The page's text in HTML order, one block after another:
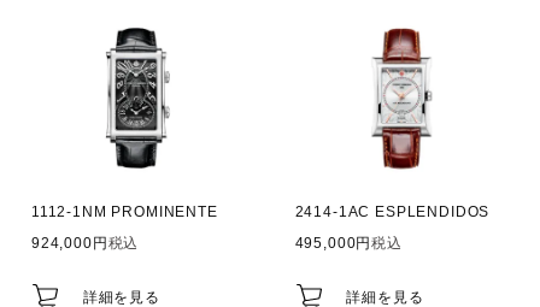
1112-1NM PROMINENTE
924,000
税込
詳細を見る
2414-1AC ESPLENDIDOS
495,000
税込
詳細を見る